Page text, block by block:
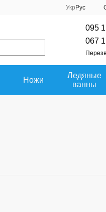
Укр Рус
095
067
Ножи
Ледяные
ванны